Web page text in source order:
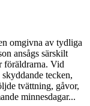
omgivna av tydliga
ansågs särskilt
föräldrarna. Vid
tecken,
tvättning, gåvor,
minnesdagar...